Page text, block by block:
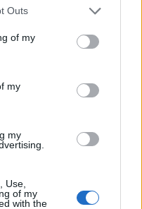
Outs
of my
my
my
Use,
of my
with the
de minden
a hétköznapok függönye
novellákat,
történeteket.